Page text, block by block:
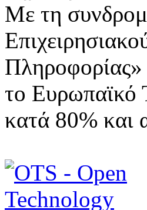
Με τη
το Ευρωπαϊκό
κατά 80% και